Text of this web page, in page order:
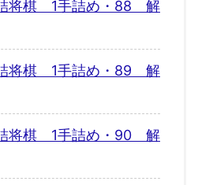
将棋 1手詰め・88 解
将棋 1手詰め・89 解
将棋 1手詰め・90 解